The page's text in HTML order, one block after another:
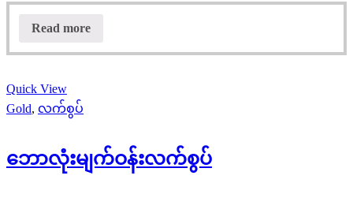
Read more
Quick View
Gold, လက်စွပ်
ဘောလုံးမျက်ဝန်းလက်စွပ်